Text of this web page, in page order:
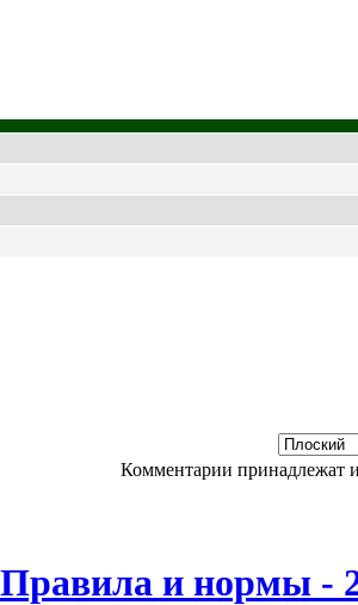
Комментарии принадлежат
и нормы -